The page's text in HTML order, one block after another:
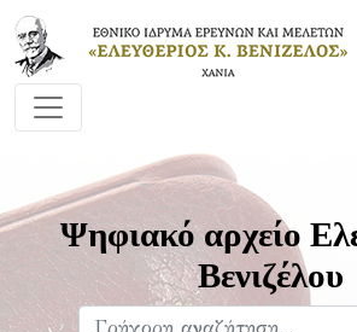
Ψηφιακό αρχείο
Βενιζέλου